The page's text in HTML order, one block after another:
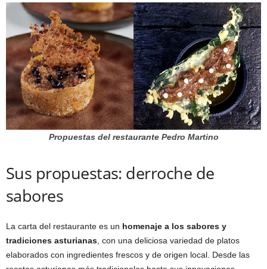
Propuestas del restaurante Pedro Martino
Sus propuestas: derroche de
sabores
La carta del restaurante es un homenaje a los sabores y
tradiciones asturianas , con una deliciosa variedad de platos
elaborados con ingredientes frescos y de origen local. Desde las